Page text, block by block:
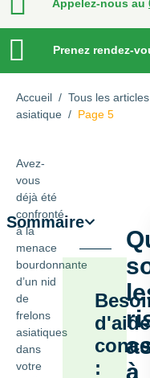
Appelez-nous au
Prenez rendez-
Accueil / Tous les articles
asiatique / Page 5
Avez-
vous
déjà été
confronté
à la
menace
bourdonnante
d’un nid
de
frelons
asiatiques
dans
votre
Sommaire
d'aide
:
à